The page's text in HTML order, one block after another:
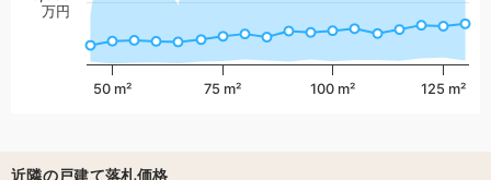
100 m²
50 m² 75 m² 125 m²
万円
近隣の戸建て落札価格